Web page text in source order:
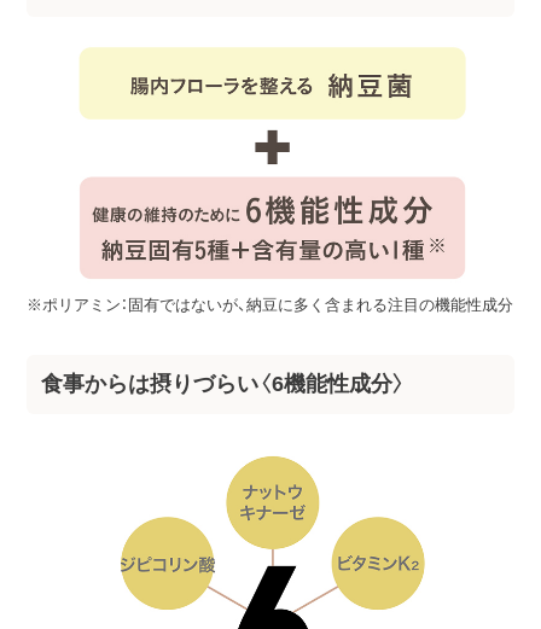
※ポリアミン：固有ではないが、納豆に多く含まれる注目の機能性成分
食事からは摂りづらい〈6機能性成分〉